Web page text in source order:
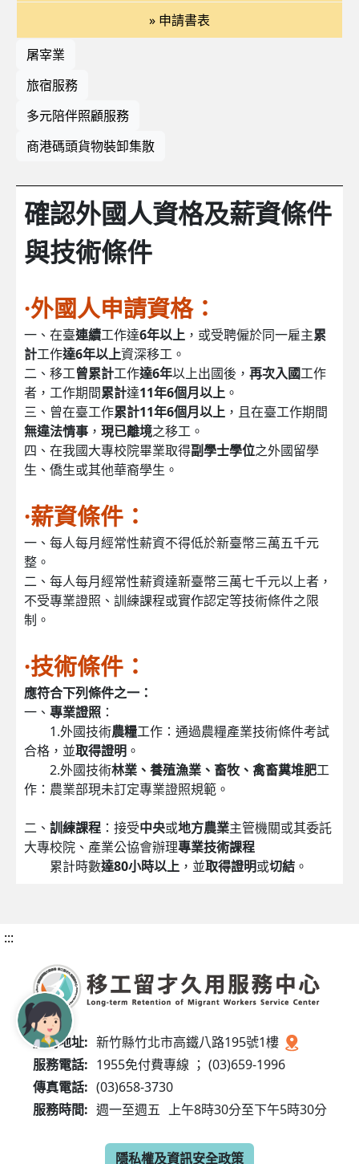
» 申請書表
屠宰業
旅宿服務
多元陪伴照顧服務
商港碼頭貨物裝卸集散
確認外國人資格及薪資條件
與技術條件
·外國人申請資格：
一、在臺連續工作達6年以上 ，或受聘僱於同一雇主累
計工作達6年以上資深移工。
二、移工曾累計工作達6年以上出國後， 再次入國工作
者，工作期間累計達11年6個月以上 。
三、曾在臺工作累計11年6個月以上 ，且在臺工作期間
無違法情事 ， 現已離境之移工。
四、在我國大專校院畢業取得副學士學位之外國留學
生、僑生或其他華裔學生。
·薪資條件：
一、每人每月經常性薪資不得低於新臺幣三萬五千元
整。
二、每人每月經常性薪資達新臺幣三萬七千元以上者，
不受專業證照、訓練課程或實作認定等技術條件之限
制。
·技術條件：
應符合下列條件之一：
一、 專業證照 ：
1.外國技術農糧工作：通過農糧產業技術條件考試
合格，並取得證明 。
2.外國技術林業 、養殖漁業、畜牧、禽畜糞堆肥工
作：農業部現未訂定專業證照規範。
二、 訓練課程 ：接受中央或地方農業主管機關或其委託
大專校院、產業公協會辦理專業技術課程
累計時數達80小時以上 ，並取得證明或切結 。
:::
服務地址: 新竹縣竹北市高鐵八路195號1樓
服務電話: 1955免付費專線 ； (03)659-1996
傳真電話: (03)658-3730
服務時間: 週一至週五 上午8時30分至下午5時30分
隱私權及資訊安全政策